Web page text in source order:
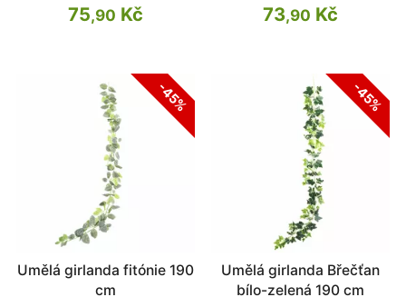
75,90 Kč 73,90 Kč
-45%
Umělá girlanda fitónie 190
cm
-45%
Umělá girlanda Břečťan
bílo-zelená 190 cm